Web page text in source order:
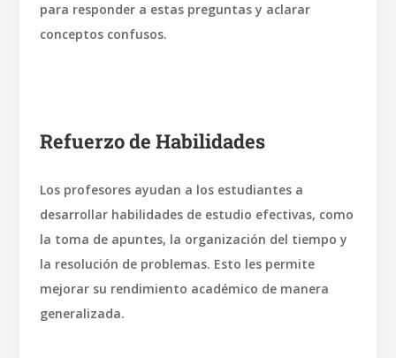
para responder a estas preguntas y aclarar
conceptos confusos.
Refuerzo de Habilidades
Los profesores ayudan a los estudiantes a
desarrollar habilidades de estudio efectivas, como
la toma de apuntes, la organización del tiempo y
la resolución de problemas. Esto les permite
mejorar su rendimiento académico de manera
generalizada.